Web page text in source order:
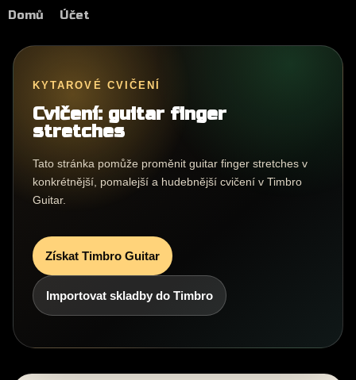
Domů Účet
KYTAROVÉ CVIČENÍ
Cvičení: guitar finger
stretches
Tato stránka pomůže proměnit guitar finger stretches v
konkrétnější, pomalejší a hudebnější cvičení v Timbro
Guitar.
Získat Timbro Guitar
Importovat skladby do Timbro